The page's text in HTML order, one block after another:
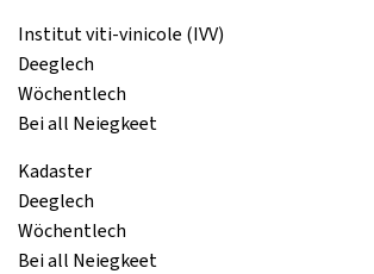
Institut viti-vinicole (IVV)
Deeglech
Wöchentlech
Bei all Neiegkeet
Kadaster
Deeglech
Wöchentlech
Bei all Neiegkeet